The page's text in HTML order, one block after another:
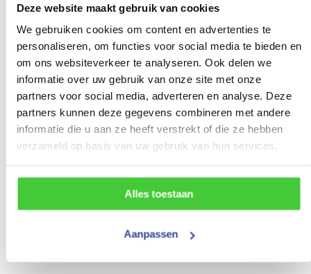
Deze website maakt gebruik van cookies
We gebruiken cookies om content en advertenties te
personaliseren, om functies voor social media te bieden en
om ons websiteverkeer te analyseren. Ook delen we
informatie over uw gebruik van onze site met onze
partners voor social media, adverteren en analyse. Deze
partners kunnen deze gegevens combineren met andere
informatie die u aan ze heeft verstrekt of die ze hebben
verzameld op basis van uw gebruik van hun services.
Alles toestaan
Aanpassen
Gewicht
600 kg
Draagvermogen (bruto)
Draagvermogen (netto)
2200 kg
Bouwjaar
Proline tandemas huifwagen 350x185x210